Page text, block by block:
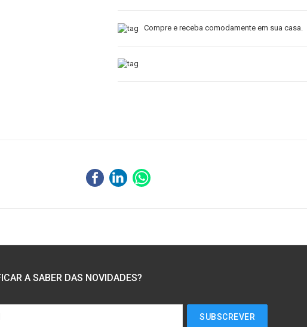
Compre e receba comodamente em sua casa.
A SABER DAS NOVIDADES?